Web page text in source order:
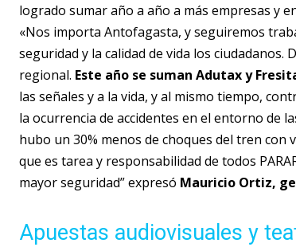
logrado sumar año a año a más empresas y
«Nos importa Antofagasta, y seguiremos
seguridad y la calidad de vida los ciudadanos.
regional. Este año se suman Adutax y
las señales y a la vida, y al mismo tiempo,
la ocurrencia de accidentes en el entorno de
hubo un 30% menos de choques del tren con
que es tarea y responsabilidad de todos
mayor seguridad” expresó Mauricio Ortiz,
Apuestas audiovisuales y